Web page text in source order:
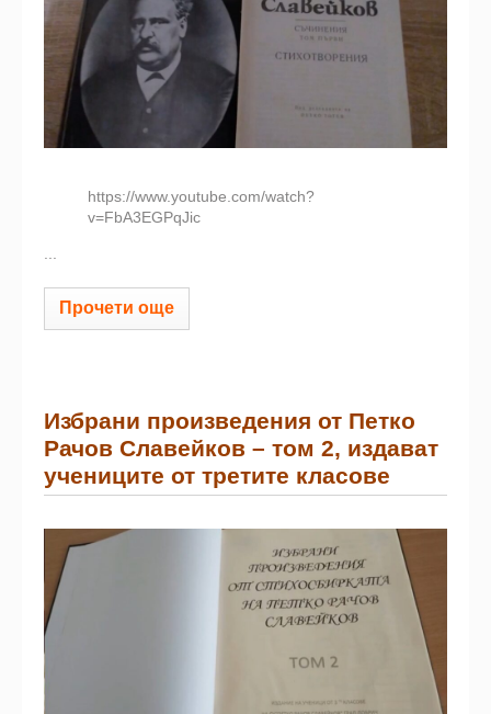
https://www.youtube.com/watch?
v=FbA3EGPqJic
...
Прочети още
Избрани произведения от Петко
Рачов Славейков – том 2, издават
учениците от третите класове